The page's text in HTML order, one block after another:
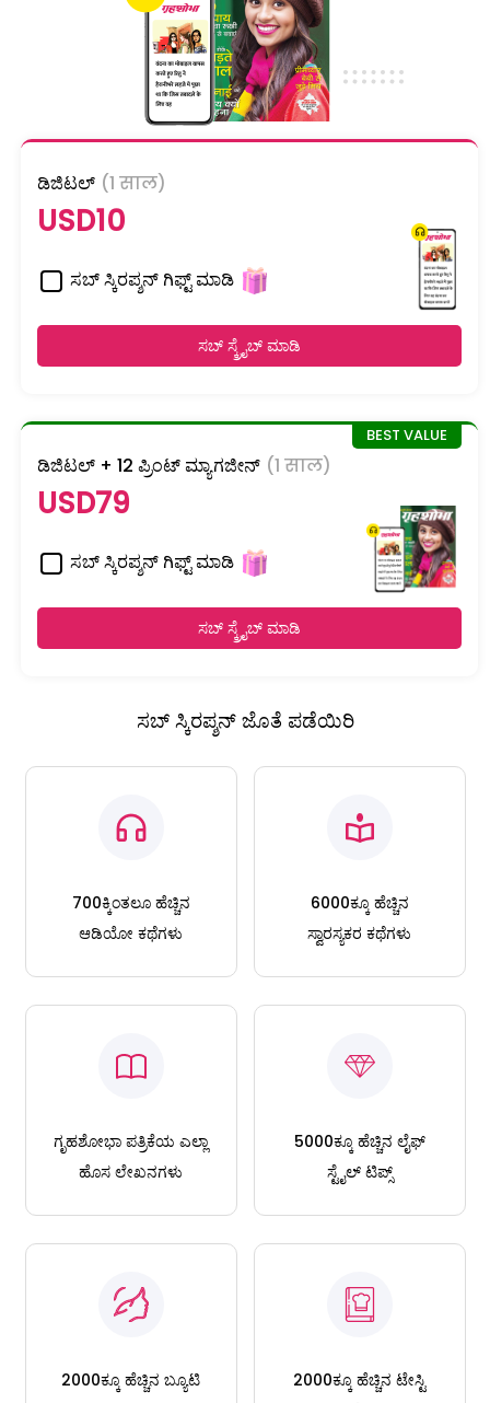
ಡಿಜಿಟಲ್ (1 साल)
USD10
ಸಬ್ ಸ್ಕಿರಪ್ಶನ್ ಗಿಫ್ಟ್ ಮಾಡಿ
ಸಬ್ ಸ್ಕ್ರೈಬ್ ಮಾಡಿ
ಡಿಜಿಟಲ್ + 12 ಪ್ರಿಂಟ್ ಮ್ಯಾಗಜೀನ್ (1 साल)
USD79
ಸಬ್ ಸ್ಕಿರಪ್ಶನ್ ಗಿಫ್ಟ್ ಮಾಡಿ
ಸಬ್ ಸ್ಕ್ರೈಬ್ ಮಾಡಿ
ಸಬ್ ಸ್ಕಿರಪ್ಶನ್ ಜೊತೆ ಪಡೆಯಿರಿ
700ಕ್ಕಿಂತಲೂ ಹೆಚ್ಚಿನ
ಆಡಿಯೋ ಕಥೆಗಳು
6000ಕ್ಕೂ ಹೆಚ್ಚಿನ
ಸ್ವಾರಸ್ಯಕರ ಕಥೆಗಳು
ಗೃಹಶೋಭಾ ಪತ್ರಿಕೆಯ ಎಲ್ಲಾ
ಹೊಸ ಲೇಖನಗಳು
5000ಕ್ಕೂ ಹೆಚ್ಚಿನ ಲೈಫ್
ಸ್ಟೈಲ್ ಟಿಪ್ಸ್
2000ಕ್ಕೂ ಹೆಚ್ಚಿನ ಬ್ಯೂಟಿ
2000ಕ್ಕೂ ಹೆಚ್ಚಿನ ಟೇಸ್ಟಿ